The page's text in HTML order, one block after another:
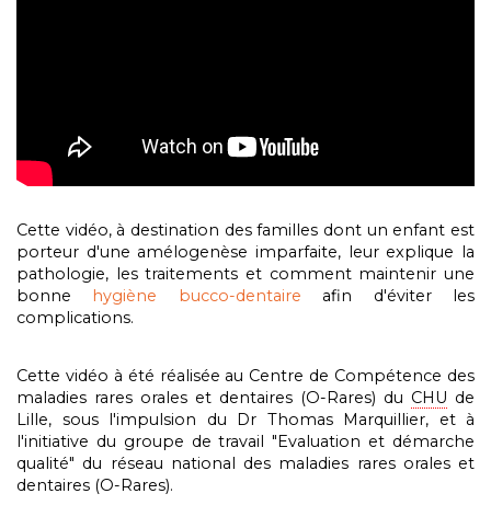
Cette vidéo, à destination des familles dont un enfant est
porteur d'une amélogenèse imparfaite, leur explique la
pathologie, les traitements et comment maintenir une
bonne hygiène bucco-dentaire afin d'éviter les
complications.
Cette vidéo à été réalisée au Centre de Compétence des
maladies rares orales et dentaires (O-Rares) du CHU de
Lille, sous l'impulsion du Dr Thomas Marquillier, et à
l'initiative du groupe de travail "Evaluation et démarche
qualité" du réseau national des maladies rares orales et
dentaires (O-Rares).